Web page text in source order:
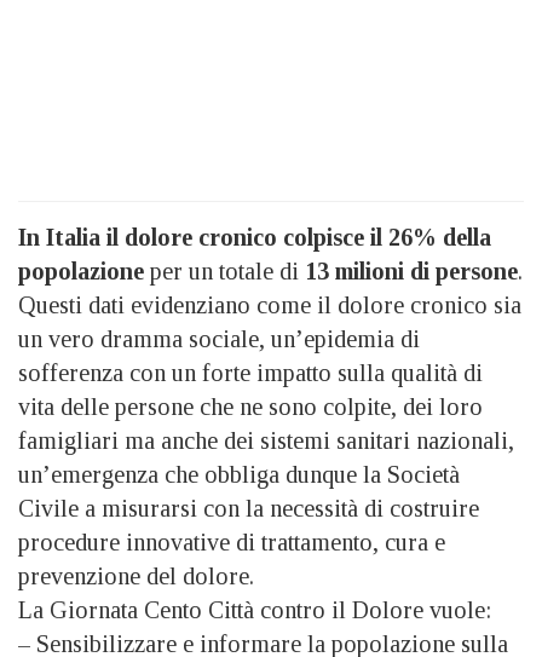
In Italia il dolore cronico colpisce il 26% della
popolazione per un totale di 13 milioni di persone.
Questi dati evidenziano come il dolore cronico sia
un vero dramma sociale, un’epidemia di
sofferenza con un forte impatto sulla qualità di
vita delle persone che ne sono colpite, dei loro
famigliari ma anche dei sistemi sanitari nazionali,
un’emergenza che obbliga dunque la Società
Civile a misurarsi con la necessità di costruire
procedure innovative di trattamento, cura e
prevenzione del dolore.
La Giornata Cento Città contro il Dolore vuole:
– Sensibilizzare e informare la popolazione sulla